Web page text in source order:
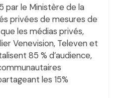
par le Ministère de la
privées de mesures de
les médias privés,
Venevision, Televen et
85 % d’audience,
les 15%